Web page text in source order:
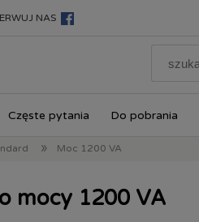
Częste pytania Do pobrania
» Moc 1200 VA
NAS
mocy 1200 VA